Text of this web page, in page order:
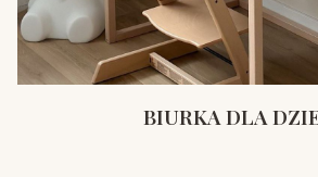
BIURKA DLA